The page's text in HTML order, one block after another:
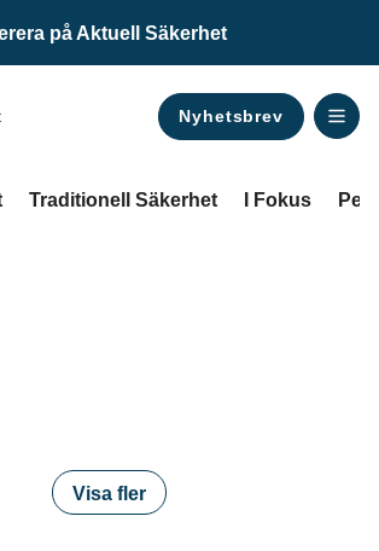
på Aktuell Säkerhet
Nyhetsbrev
Traditionell Säkerhet I Fokus
Visa fler